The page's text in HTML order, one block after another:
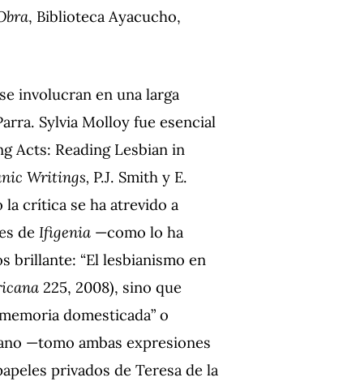
, Biblioteca Ayacucho,
involucran en una larga
Sylvia Molloy fue esencial
Acts: Reading Lesbian in
Writings, P.J. Smith y E.
la crítica se ha atrevido a
de Ifigenia —como lo ha
brillante: “El lesbianismo en
225, 2008), sino que
domesticada” o
—tomo ambas expresiones
privados de Teresa de la